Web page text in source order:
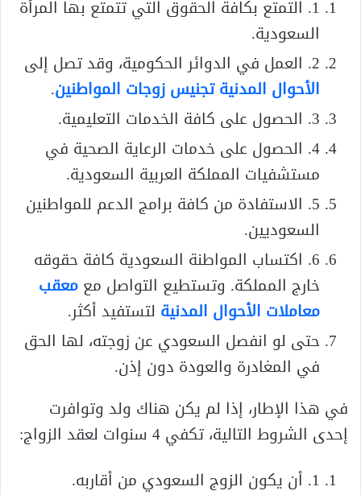
1. التمتع بكافة الحقوق التي تتمتع بها المرأة
السعودية.
2. العمل في الدوائر الحكومية، وقد تصل إلى
الأحوال المدنية تجنيس زوجات المواطنين.
3. الحصول على كافة الخدمات التعليمية.
4. الحصول على خدمات الرعاية الصحية في
مستشفيات المملكة العربية السعودية.
5. الاستفادة من كافة برامج الدعم للمواطنين
السعوديين.
6. اكتساب المواطنة السعودية كافة حقوقه
خارج المملكة. وتستطيع التواصل معمعقب
معاملات الأحوال المدنية لتستفيد أكثر.
حتى لو انفصل السعودي عن زوجته، لها الحق
في المغادرة والعودة دون إذن.
في هذا الإطار، إذا لم يكن هناك ولد وتوافرت
إحدى الشروط التالية، تكفي 4 سنوات لعقد الزواج:
1. أن يكون الزوج السعودي من أقاربه.